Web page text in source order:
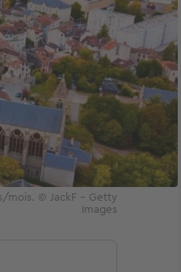
mois. © JackF - Getty
Images